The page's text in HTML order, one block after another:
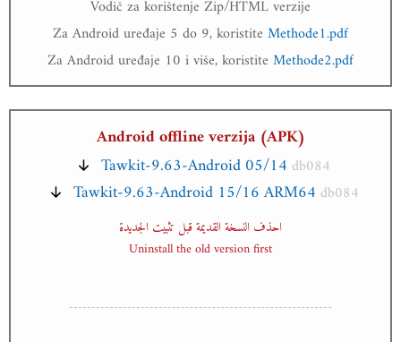
Vodič za korištenje Zip/HTML verzije
Za Android uređaje 5 do 9, koristiteMethode1.pdf
Za Android uređaje 10 i više, koristiteMethode2.pdf
Android offline verzija (APK)
Tawkit-9.63-Android 05/14 db084
Tawkit-9.63-Android 15/16 ARM64 db084
احذف النسخة القديمة قبل تثبيت الجديدة
Uninstall the old version first